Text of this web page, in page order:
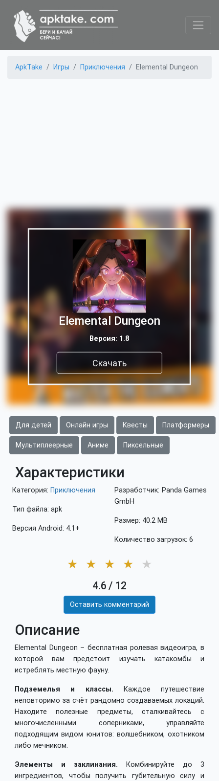
ApkTake Игры Приключения Elemental Dungeon
Elemental Dungeon
Версия: 1.8
Скачать
Для детей Онлайн игры Квесты Платформеры
Мультиплеерные Аниме Пиксельные
Характеристики
Категория: Приключения
Тип файла: apk
Версия Android: 4.1+
Разработчик: Panda Games
GmbH
Размер: 40.2 MB
Количество загрузок: 6
★ ★ ★ ★ ★
4.6 / 12
Оставить комментарий
Описание
Elemental Dungeon – бесплатная ролевая видеоигра, в
которой вам предстоит изучать катакомбы и
истреблять местную фауну.
Подземелья и классы. Каждое путешествие
неповторимо за счёт рандомно создаваемых локаций.
Находите полезные предметы, сталкивайтесь с
многочисленными соперниками, управляйте
подходящим видом юнитов: волшебником, охотником
либо мечником.
Элементы и заклинания. Комбинируйте до 3
ингредиентов, чтобы получить губительную силу и